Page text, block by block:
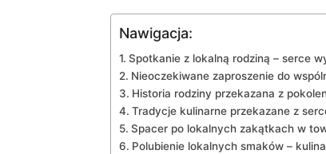
Nawigacja:
Spotkanie ⁤z lokalną⁣ rodziną – serce
Nieoczekiwane zaproszenie do
Historia rodziny przekazana z
Tradycje ⁣kulinarne​ przekazane z
Spacer po lokalnych zakątkach w
Polubienie lokalnych ​smaków –